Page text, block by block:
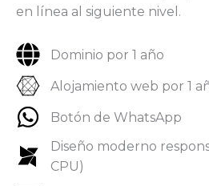
en línea al siguiente nivel.
Dominio por 1 año
Alojamiento web por 1
Botón de WhatsApp
Diseño moderno
CPU)